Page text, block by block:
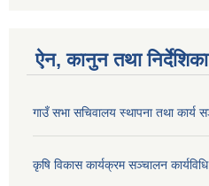
ऐन, कानुन तथा निर्देशिका
गाउँ सभा सचिवालय स्थापना तथा कार्य
कृषि विकास कार्यक्रम सञ्चालन